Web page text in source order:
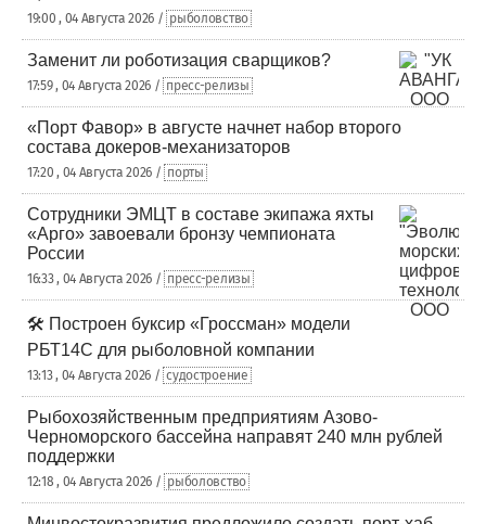
19:00 , 04 Августа 2026 / рыболовство
Заменит ли роботизация сварщиков?
17:59 , 04 Августа 2026 / пресс-релизы
«Порт Фавор» в августе начнет набор второго
состава докеров-механизаторов
17:20 , 04 Августа 2026 / порты
Сотрудники ЭМЦТ в составе экипажа яхты
«Арго» завоевали бронзу чемпионата
России
16:33 , 04 Августа 2026 / пресс-релизы
🛠️ Построен буксир «Гроссман» модели
РБТ14С для рыболовной компании
13:13 , 04 Августа 2026 / судостроение
Рыбохозяйственным предприятиям Азово-
Черноморского бассейна направят 240 млн рублей
поддержки
12:18 , 04 Августа 2026 / рыболовство